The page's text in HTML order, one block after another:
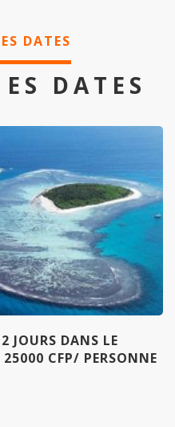
DATES
DATES
JOURS DANS LE
CFP/ PERSONNE